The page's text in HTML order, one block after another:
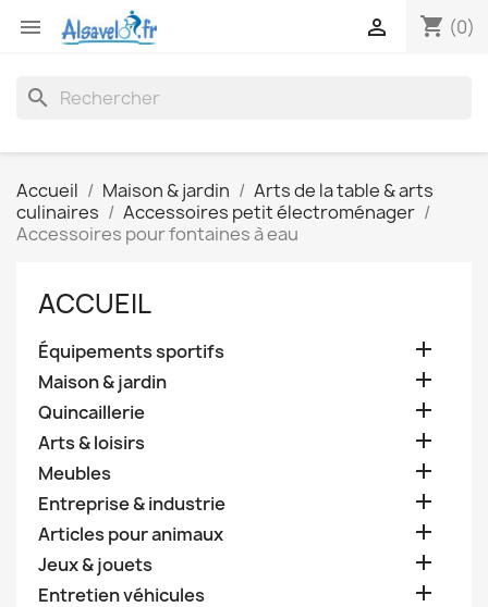
 shopping_cart (0)

search
Accueil Maison & jardin
Arts de la table & arts
culinaires
Accessoires petit électroménager
Accessoires pour fontaines à eau
ACCUEIL
Équipements sportifs 
Maison & jardin 
Quincaillerie 
Arts & loisirs 
Meubles 
Entreprise & industrie 
Articles pour animaux 
Jeux & jouets 
Entretien véhicules 